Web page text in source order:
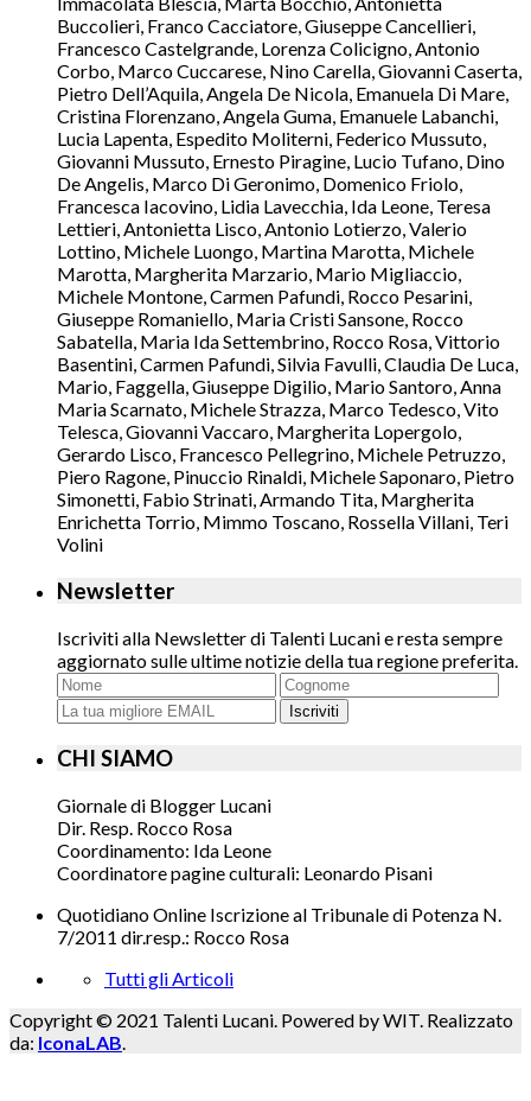
Buccolieri, Franco Cacciatore, Giuseppe Cancellieri,
Francesco Castelgrande, Lorenza Colicigno, Antonio
Corbo, Marco Cuccarese, Nino Carella, Giovanni Caserta,
Pietro Dell’Aquila, Angela De Nicola, Emanuela Di Mare,
Cristina Florenzano, Angela Guma, Emanuele Labanchi,
Lucia Lapenta, Espedito Moliterni, Federico Mussuto,
Giovanni Mussuto, Ernesto Piragine, Lucio Tufano, Dino
De Angelis, Marco Di Geronimo, Domenico Friolo,
Francesca Iacovino, Lidia Lavecchia, Ida Leone, Teresa
Lettieri, Antonietta Lisco, Antonio Lotierzo, Valerio
Lottino, Michele Luongo, Martina Marotta, Michele
Marotta, Margherita Marzario, Mario Migliaccio,
Michele Montone, Carmen Pafundi, Rocco Pesarini,
Giuseppe Romaniello, Maria Cristi Sansone, Rocco
Sabatella, Maria Ida Settembrino, Rocco Rosa, Vittorio
Basentini, Carmen Pafundi, Silvia Favulli, Claudia De Luca,
Mario, Faggella, Giuseppe Digilio, Mario Santoro, Anna
Maria Scarnato, Michele Strazza, Marco Tedesco, Vito
Telesca, Giovanni Vaccaro, Margherita Lopergolo,
Gerardo Lisco, Francesco Pellegrino, Michele Petruzzo,
Piero Ragone, Pinuccio Rinaldi, Michele Saponaro, Pietro
Simonetti, Fabio Strinati, Armando Tita, Margherita
Enrichetta Torrio, Mimmo Toscano, Rossella Villani, Teri
Volini
Newsletter
Iscriviti alla Newsletter di Talenti Lucani e resta sempre
aggiornato sulle ultime notizie della tua regione preferita.
Iscriviti
CHI SIAMO
Giornale di Blogger Lucani
Dir. Resp. Rocco Rosa
Coordinamento: Ida Leone
Coordinatore pagine culturali: Leonardo Pisani
Quotidiano Online Iscrizione al Tribunale di Potenza N.
7/2011 dir.resp.: Rocco Rosa
Tutti gli Articoli
Copyright © 2021 Talenti Lucani. Powered by WIT. Realizzato
da: IconaLAB.